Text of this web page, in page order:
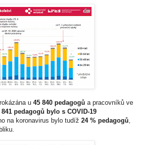
u 45 840 pedagogů a pracovníků ve
pedagogů bylo s COVID-19
na koronavirus bylo tudíž 24 % pedagogů